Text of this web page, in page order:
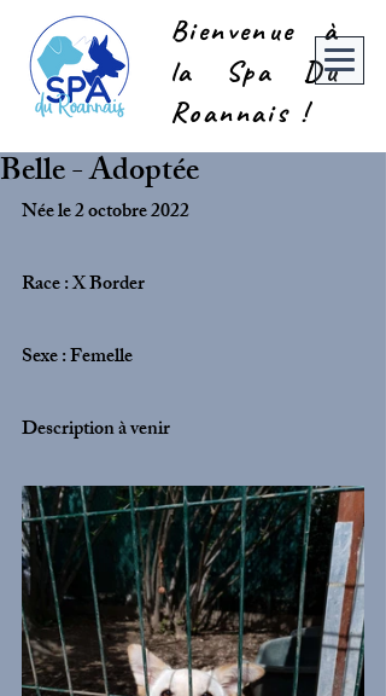
Bienvenue à
la Spa Du
Roannais !
Belle - Adoptée
Née le 2 octobre 2022
Race : X Border
Sexe : Femelle
Description à venir